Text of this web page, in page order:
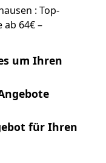
: Top-
64€ –
um Ihren
für Ihren